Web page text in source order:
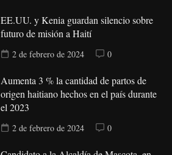
EE.UU. y Kenia guardan silencio sobre
futuro de misión a Haití
2 de febrero de 2024 0
Aumenta 3 % la cantidad de partos de
origen haitiano hechos en el país durante
el 2023
2 de febrero de 2024 0